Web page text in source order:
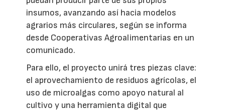
insumos, avanzando así hacia modelos
agrarios más circulares, según se informa
desde Cooperativas Agroalimentarias en un
comunicado.
Para ello, el proyecto unirá tres piezas clave:
el aprovechamiento de residuos agrícolas, el
uso de microalgas como apoyo natural al
cultivo y una herramienta digital que